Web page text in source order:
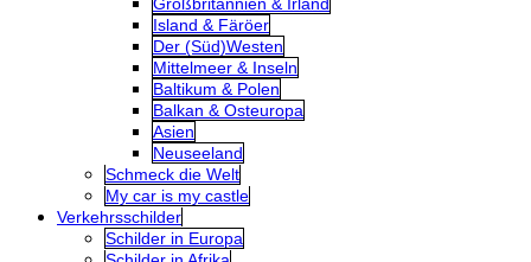
Island & Färöer
Der (Süd)Westen
Mittelmeer & Inseln
Baltikum & Polen
Balkan & Osteuropa
Asien
Neuseeland
Schmeck die Welt
My car is my castle
Verkehrsschilder
Schilder in Europa